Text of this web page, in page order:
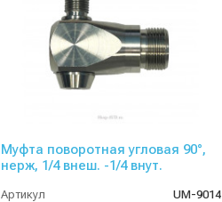
Муфта поворотная угловая 90°,
нерж, 1/4 внеш. -1/4 внут.
Артикул
UM-9014